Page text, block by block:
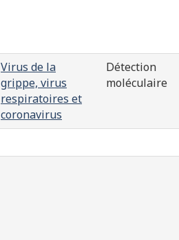
Virus de la
grippe, virus
respiratoires et
coronavirus
Détection
moléculaire